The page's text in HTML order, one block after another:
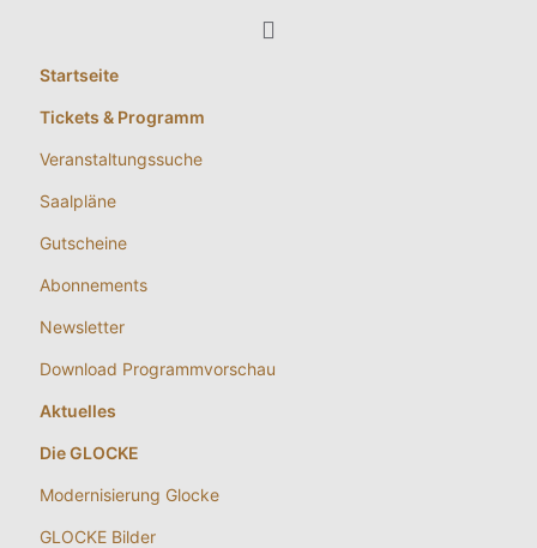
Startseite
Tickets & Programm
Veranstaltungssuche
Saalpläne
Gutscheine
Abonnements
Newsletter
Download Programmvorschau
Aktuelles
Die GLOCKE
Modernisierung Glocke
GLOCKE Bilder